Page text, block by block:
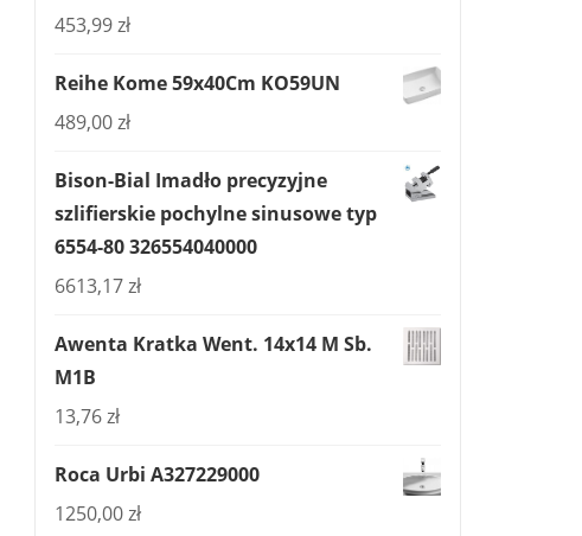
453,99zł
Reihe Kome 59x40Cm KO59UN
489,00zł
Bison-Bial Imadło precyzyjne
szlifierskie pochylne sinusowe typ
6554-80 326554040000
6613,17zł
Awenta Kratka Went. 14x14 M Sb.
M1B
13,76zł
Roca Urbi A327229000
1250,00zł